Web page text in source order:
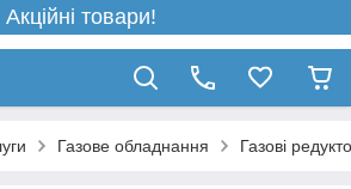
Акційні товари!
Газове обладнання Газові